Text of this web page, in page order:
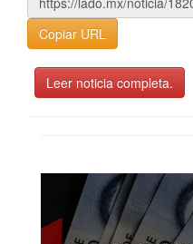
Copiar URL
Leer noticia completa.